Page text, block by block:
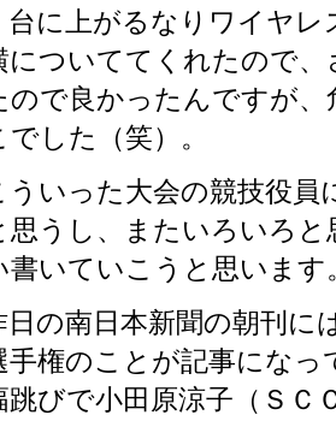
台に上がるなりワイヤ
についててくれたので
ので良かったんですが
でした（笑）。
いった大会の競技役員
思うし、またいろいろ
書いていこうと思います
の南日本新聞の朝刊に
手権のことが記事になっ
跳びで小田原涼子（ＳＣ